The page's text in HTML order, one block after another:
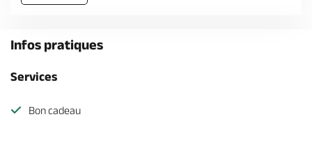
Infos pratiques
Services
Bon cadeau